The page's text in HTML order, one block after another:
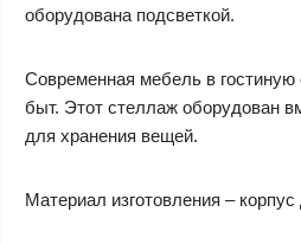
оборудована подсветкой.
Современная мебель в гостиную
быт. Этот стеллаж оборудован
для хранения вещей.
Материал изготовления –